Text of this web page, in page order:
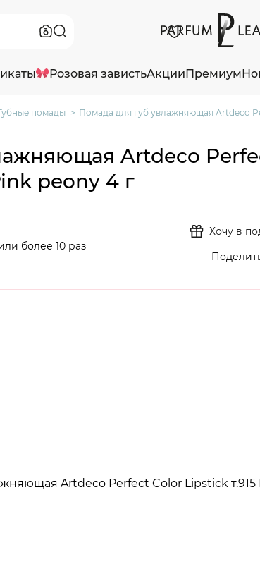
Розовая завистьАкцииПремиум
помады Помада для губ увлажняющая Artdeco
Artdeco
peony 4 г
более 10 раз
Хочу в